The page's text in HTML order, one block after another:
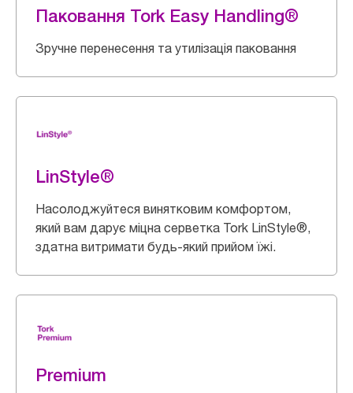
Паковання Tork Easy Handling®
Зручне перенесення та утилізація паковання
LinStyle®
Насолоджуйтеся винятковим комфортом,
який вам дарує міцна серветка Tork LinStyle®,
здатна витримати будь-який прийом їжі.
Premium